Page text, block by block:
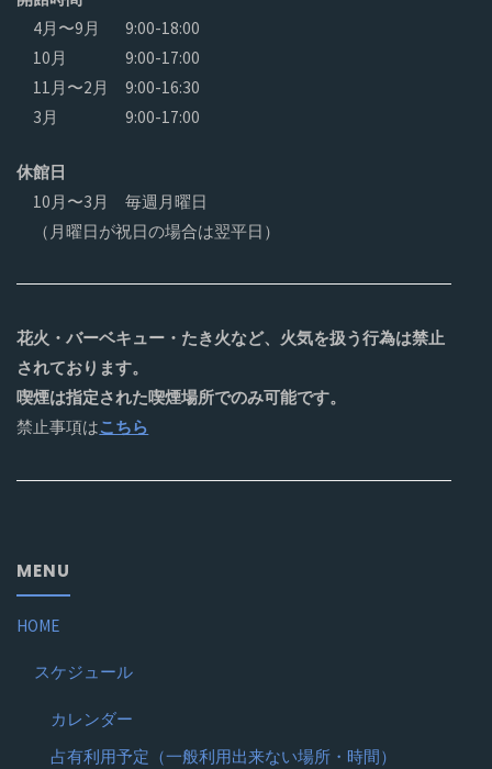
4月〜9月
9:00-18:00
10月
9:00-17:00
11月〜2月
9:00-16:30
3月
9:00-17:00
休館日
10月〜3月 毎週月曜日
（月曜日が祝日の場合は翌平日）
花火・バーベキュー・たき火など、火気を扱う行為は禁止
されております。
喫煙は指定された喫煙場所でのみ可能です。
禁止事項はこちら
MENU
HOME
スケジュール
カレンダー
占有利用予定（一般利用出来ない場所・時間）